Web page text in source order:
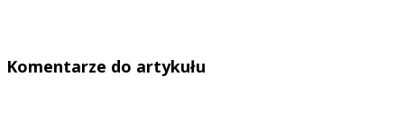
Komentarze do artykułu